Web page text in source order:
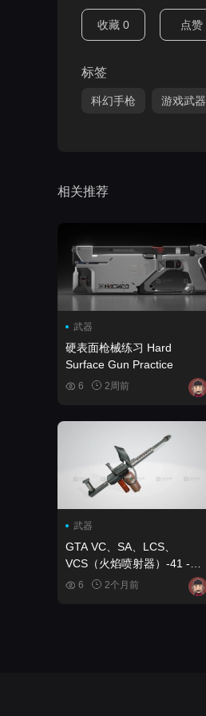
收藏 0 点赞
标签
科幻手枪 游戏武器
相关推荐
武器
硬表面枪械练习 Hard
Surface Gun Practice
6 2周前
武器
GTA VC、SA、LCS、
VCS（火焰喷射器）-41 -
GTA VC, SA, LCS, VCS
(Flamethrower) 3D model-
6 2个月前